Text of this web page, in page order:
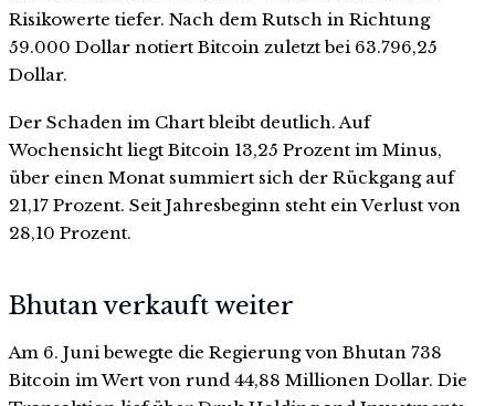
Risikowerte tiefer. Nach dem Rutsch in Richtung
59.000 Dollar notiert Bitcoin zuletzt bei 63.796,25
Dollar.
Der Schaden im Chart bleibt deutlich. Auf
Wochensicht liegt Bitcoin 13,25 Prozent im Minus,
über einen Monat summiert sich der Rückgang auf
21,17 Prozent. Seit Jahresbeginn steht ein Verlust von
28,10 Prozent.
Bhutan verkauft weiter
Am 6. Juni bewegte die Regierung von Bhutan 738
Bitcoin im Wert von rund 44,88 Millionen Dollar. Die